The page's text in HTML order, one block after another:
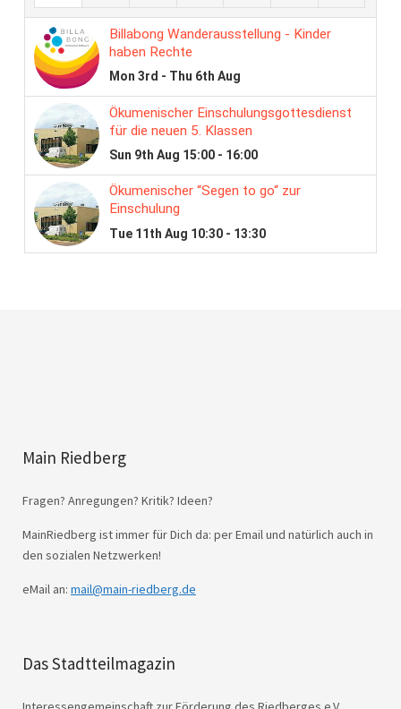
Main Riedberg
Fragen? Anregungen? Kritik? Ideen?
MainRiedberg ist immer für Dich da: per Email und natürlich auch in
den sozialen Netzwerken!
eMail an: mail@main-riedberg.de
Das Stadtteilmagazin